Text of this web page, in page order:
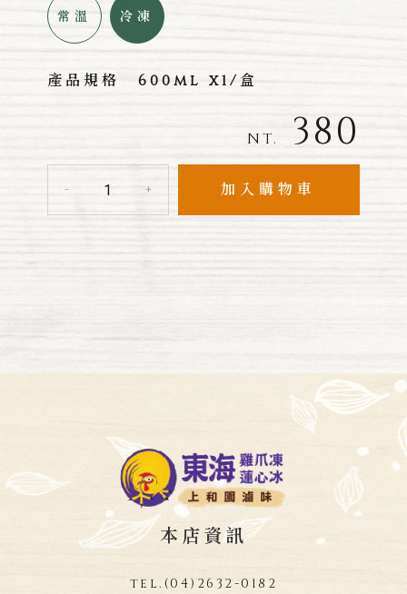
常溫 冷凍
產品規格 600ml x1/盒
NT. 380
- + 加入購物車
本店資訊
tel. (04)2632-0182